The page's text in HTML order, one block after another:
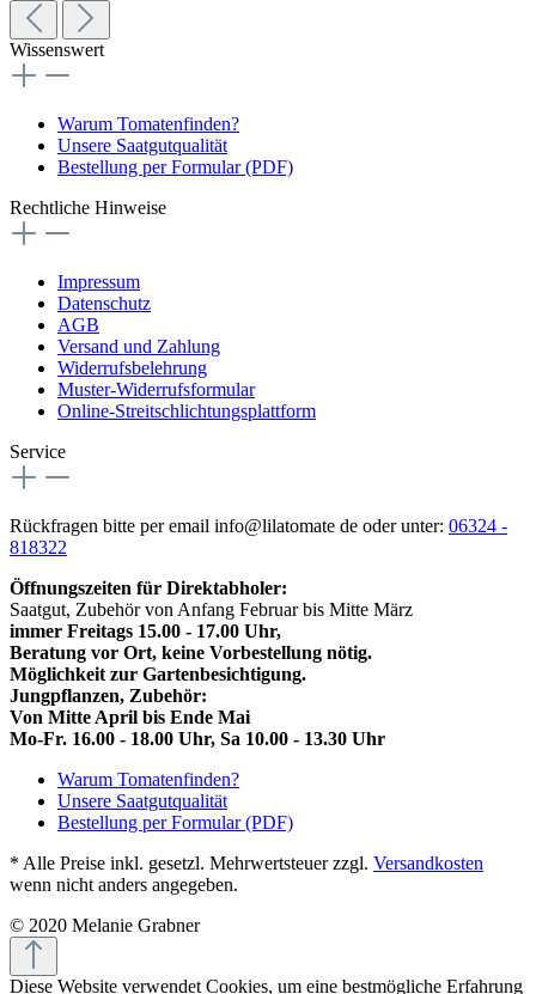
Wissenswert
Warum Tomatenfinden?
Unsere Saatgutqualität
Bestellung per Formular (PDF)
Rechtliche Hinweise
Impressum
Datenschutz
AGB
Versand und Zahlung
Widerrufsbelehrung
Muster-Widerrufsformular
Online-Streitschlichtungsplattform
Service
Rückfragen bitte per email info@lilatomate de oder unter: 06324 -
818322
Öffnungszeiten für Direktabholer:
Saatgut, Zubehör von Anfang Februar bis Mitte März
immer Freitags 15.00 - 17.00 Uhr,
Beratung vor Ort, keine Vorbestellung nötig.
Möglichkeit zur Gartenbesichtigung.
Jungpflanzen, Zubehör:
Von Mitte April bis Ende Mai
Mo-Fr. 16.00 - 18.00 Uhr, Sa 10.00 - 13.30 Uhr
Warum Tomatenfinden?
Unsere Saatgutqualität
Bestellung per Formular (PDF)
* Alle Preise inkl. gesetzl. Mehrwertsteuer zzgl. Versandkosten
wenn nicht anders angegeben.
© 2020 Melanie Grabner
Diese Website verwendet Cookies, um eine bestmögliche Erfahrung